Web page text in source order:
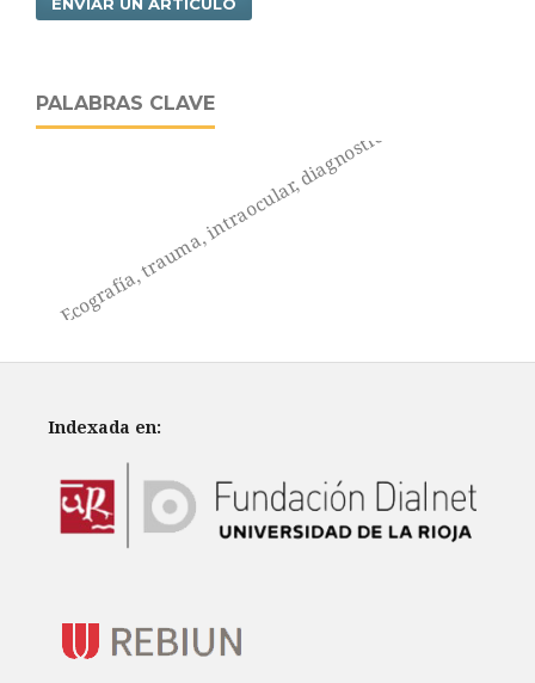
PALABRAS CLAVE
Ecografía, trauma, intraocular, diagnostico.
Indexada en: